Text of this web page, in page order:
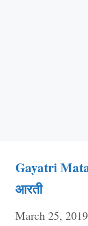
Gayatri Mata
आरती
March 25, 2019